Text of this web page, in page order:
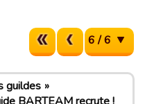
6 / 6
guildes